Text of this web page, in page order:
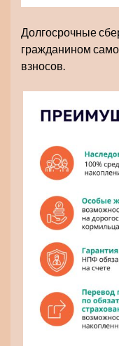
Долгосрочные
гражданином
взносов.